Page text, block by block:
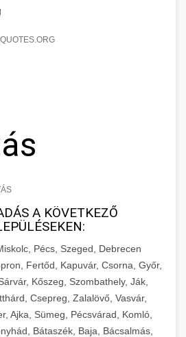
A KÖVETKEZŐ
Pécs, Szeged, Debrecen
Fertőd, Kapuvár, Csorna, Győr,
Kőszeg, Szombathely, Ják,
Csepreg, Zalalövő, Vasvár,
Ajka, Sümeg, Pécsvárad, Komló,
Bátaszék, Baja, Bácsalmás,